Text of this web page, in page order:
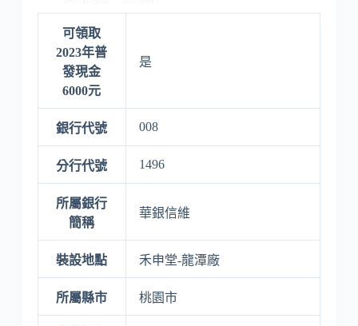
可領取
2023年普
發現金
6000元
是
銀行代號 008
分行代號 1496
所屬銀行
簡稱
華銀信維
裝設地點 禾申堂-龍潭廠
所屬縣市 桃園市